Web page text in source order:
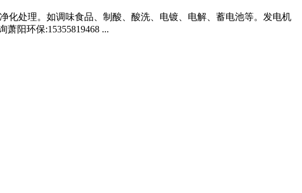
化处理。如调味食品、制酸、酸洗、电镀、电解、蓄电池等。发电机
阳环保:15355819468 ...